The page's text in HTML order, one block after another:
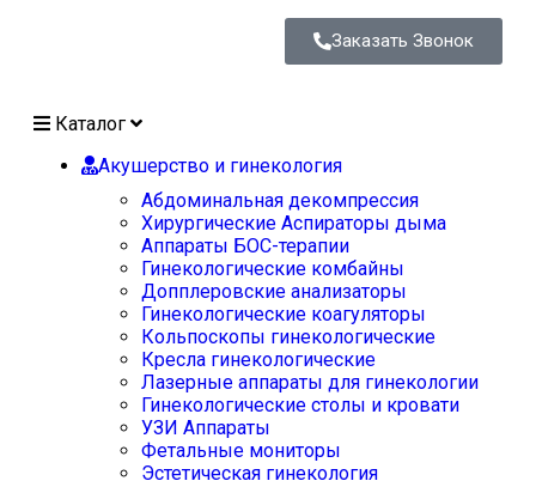
Заказать Звонок
Каталог
Акушерство и гинекология
Абдоминальная декомпрессия
Хирургические Аспираторы дыма
Аппараты БОС-терапии
Гинекологические комбайны
Допплеровские анализаторы
Гинекологические коагуляторы
Кольпоскопы гинекологические
Кресла гинекологические
Лазерные аппараты для гинекологии
Гинекологические столы и кровати
УЗИ Аппараты
Фетальные мониторы
Эстетическая гинекология